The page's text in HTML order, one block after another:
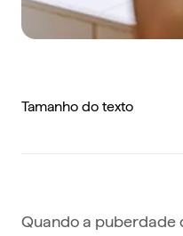
Tamanho do texto
Quando a puberdade